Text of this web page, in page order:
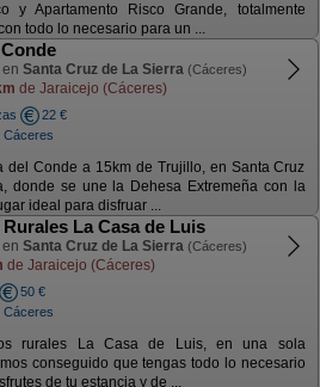
y Apartamento Risco Grande, totalmente
todo lo necesario para un ...
Santa Cruz de La Sierra (Cáceres)
de Jaraicejo (Cáceres)
22 €
Cáceres
del Conde a 15km de Trujillo, en Santa Cruz
donde se une la Dehesa Extremeña con la
ideal para disfruar ...
La Casa de Luis
Santa Cruz de La Sierra (Cáceres)
de Jaraicejo (Cáceres)
50 €
Cáceres
rurales La Casa de Luis, en una sola
conseguido que tengas todo lo necesario
de tu estancia y de ...